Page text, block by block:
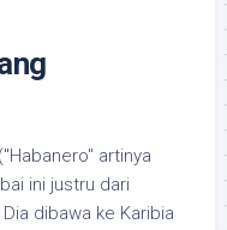
artinya
ini justru dari
dibawa ke Karibia